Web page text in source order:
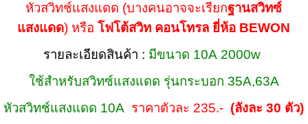
หัวสวิทช์แสงแดด (บางคนอาจจะเรียกฐานสวิทซ์
แสงแดด) หรือโฟโต้สวิท คอนโทรลยี่ห้อ BEWON
รายละเอียดสินค้า : มีขนาด 10A 2000w
ใช้สำหรับสวิทซ์แสงแดด รุ่นกระบอก 35A,63A
หัวสวิทช์แสงแดด 10A ราคาตัวละ 235.- (ลังละ 30 ตัว)